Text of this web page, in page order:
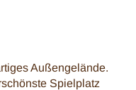
Außengelände.
Spielplatz